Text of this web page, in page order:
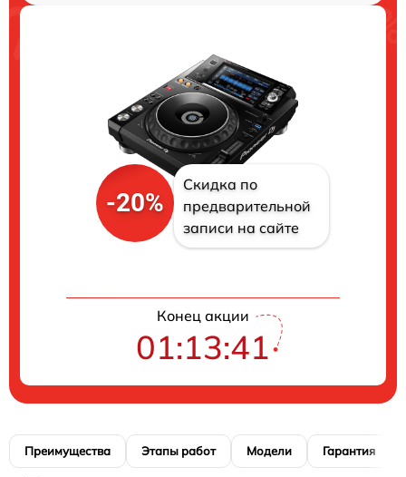
-20%
Скидка по
предварительной
записи на сайте
Конец акции
01:13:40
Преимущества Этапы работ Модели Гарантия